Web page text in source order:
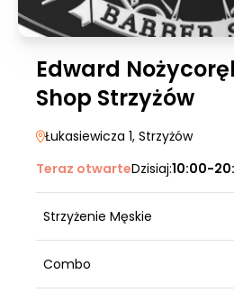
Edward
Shop Strzyżów
Łukasiewicza 1, Strzyżów
Teraz otwarteDzisiaj:10:00-
Strzyżenie Męskie
Combo